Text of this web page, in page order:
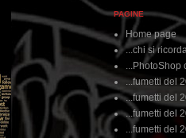
PAGINE
Home page
...chi si
...PhotoShop
...fumetti del
...fumetti del
...fumetti del
...fumetti del